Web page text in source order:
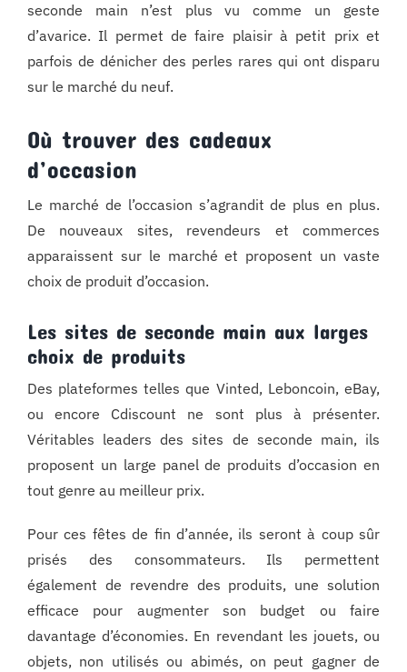
seconde main n’est plus vu comme un geste
d’avarice. Il permet de faire plaisir à petit prix et
parfois de dénicher des perles rares qui ont disparu
sur le marché du neuf.
Où trouver des cadeaux
d’occasion
Le marché de l’occasion s’agrandit de plus en plus.
De nouveaux sites, revendeurs et commerces
apparaissent sur le marché et proposent un vaste
choix de produit d’occasion.
Les sites de seconde main aux larges
choix de produits
Des plateformes telles que Vinted, Leboncoin, eBay,
ou encore Cdiscount ne sont plus à présenter.
Véritables leaders des sites de seconde main, ils
proposent un large panel de produits d’occasion en
tout genre au meilleur prix.
Pour ces fêtes de fin d’année, ils seront à coup sûr
prisés des consommateurs. Ils permettent
également de revendre des produits, une solution
efficace pour augmenter son budget ou faire
davantage d’économies. En revendant les jouets, ou
objets, non utilisés ou abimés, on peut gagner de